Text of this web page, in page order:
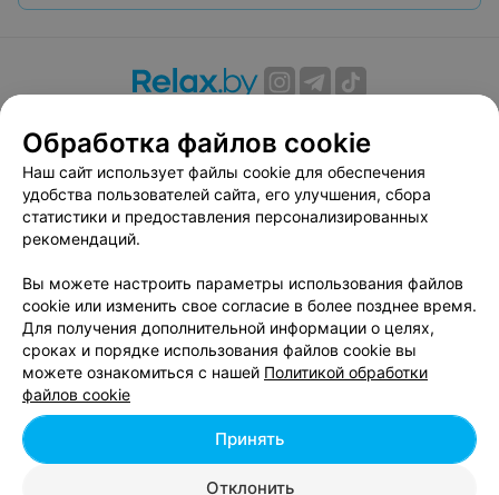
Вакансии
Публичный договор
Способы оплаты
Публичный договор по использованию сервиса
«Афиша»
Пользовательское соглашение
Связаться по вопросам сотрудничества
Написать руководителю relax.by
Персональные настройки cookie
Обработка персональных данных
Обработка файлов cookie
Наш сайт использует файлы cookie для обеспечения
удобства пользователей сайта, его улучшения, сбора
статистики и предоставления персонализированных
рекомендаций.
Вы можете настроить параметры использования файлов
cookie или изменить свое согласие в более позднее время.
Для получения дополнительной информации о целях,
сроках и порядке использования файлов cookie вы
можете ознакомиться с нашей Политикой обработки
файлов cookie
Отклонить
Принять